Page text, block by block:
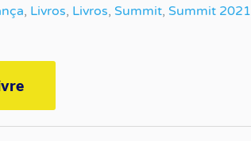
, Livros, Livros, Summit, Summit 2021